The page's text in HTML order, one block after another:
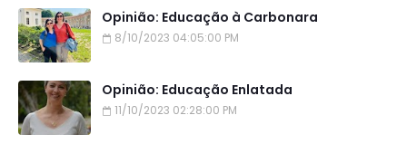
Opinião: Educação à Carbonara
8/10/2023 04:05:00 PM
Opinião: Educação Enlatada
11/10/2023 02:28:00 PM